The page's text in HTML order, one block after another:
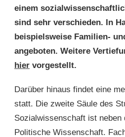
einem
sind sehr verschieden. In
beispielsweise Familien-
angeboten. Weitere
hier vorgestellt.
Darüber hinaus findet eine
statt. Die zweite Säule des
Sozialwissenschaft ist neben
Politische Wissenschaft.